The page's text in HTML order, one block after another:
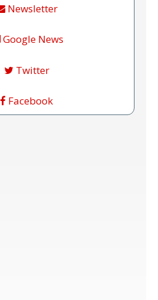
Newsletter
Google News
Twitter
Facebook